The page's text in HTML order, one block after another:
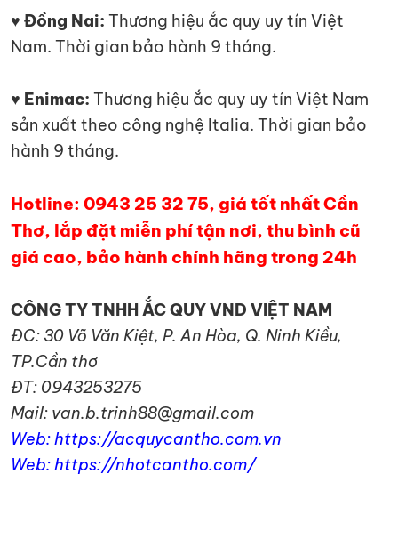
♥ Đồng Nai: Thương hiệu ắc quy uy tín Việt
Nam. Thời gian bảo hành 9 tháng.
♥ Enimac: Thương hiệu ắc quy uy tín Việt Nam
sản xuất theo công nghệ Italia. Thời gian bảo
hành 9 tháng.
Hotline: 0943 25 32 75, giá tốt nhất Cần
Thơ, lắp đặt miễn phí tận nơi, thu bình cũ
giá cao, bảo hành chính hãng trong 24h
CÔNG TY TNHH ẮC QUY VND VIỆT NAM
ĐC: 30 Võ Văn Kiệt, P. An Hòa, Q. Ninh Kiều,
TP.Cần thơ
ĐT: 0943253275
Mail: van.b.trinh88@gmail.com
Web: https://acquycantho.com.vn
Web: https://nhotcantho.com/